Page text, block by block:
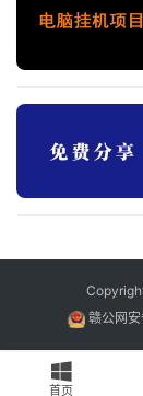
赣公网
首页